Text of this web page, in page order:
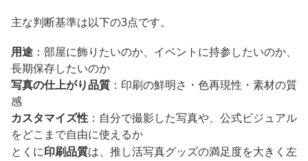
主な判断基準は以下の3点です。
用途 ：部屋に飾りたいのか、イベントに持参したいのか、
長期保存したいのか
写真の仕上がり品質 ：印刷の鮮明さ・色再現性・素材の質
感
カスタマイズ性 ：自分で撮影した写真や、公式ビジュアル
をどこまで自由に使えるか
とくに印刷品質は、推し活写真グッズの満足度を大きく左